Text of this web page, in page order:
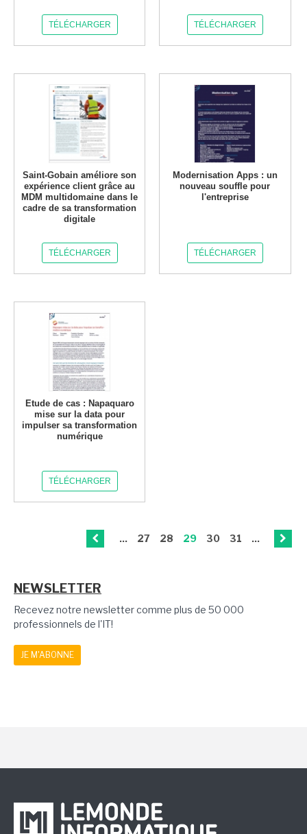
TÉLÉCHARGER TÉLÉCHARGER
Saint-Gobain améliore son
expérience client grâce au
MDM multidomaine dans le
cadre de sa transformation
digitale
TÉLÉCHARGER
Modernisation Apps : un
nouveau souffle pour
l'entreprise
TÉLÉCHARGER
Etude de cas : Napaquaro
mise sur la data pour
impulser sa transformation
numérique
TÉLÉCHARGER
... 27 28 29 30 31 ...
NEWSLETTER
Recevez notre newsletter comme plus de 50 000
professionnels de l'IT!
JE M'ABONNE